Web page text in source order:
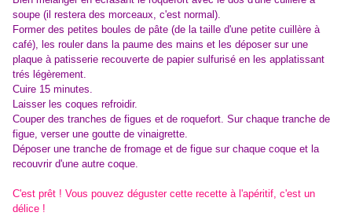
soupe (il restera des morceaux, c'est normal).
Former des petites boules de pâte (de la taille d'une petite cuillère à
café), les rouler dans la paume des mains et les déposer sur une
plaque à patisserie recouverte de papier sulfurisé en les applatissant
trés légèrement.
Cuire 15 minutes.
Laisser les coques refroidir.
Couper des tranches de figues et de roquefort. Sur chaque tranche de
figue, verser une goutte de vinaigrette.
Déposer une tranche de fromage et de figue sur chaque coque et la
recouvrir d'une autre coque.
C'est prêt ! Vous pouvez déguster cette recette à l'apéritif, c'est un
délice !